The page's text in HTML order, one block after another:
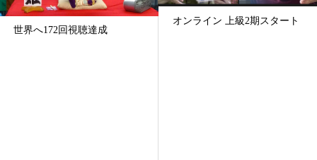
世界へ172回視聴達成
オンライン 上級2期スタート